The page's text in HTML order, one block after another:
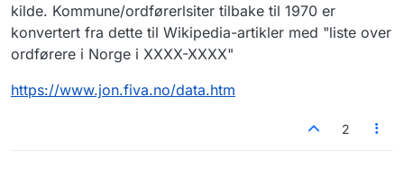
kilde. Kommune/ordførerlsiter tilbake til 1970 er
konvertert fra dette til Wikipedia-artikler med "liste over
ordførere i Norge i XXXX-XXXX"
https://www.jon.fiva.no/data.htm
2